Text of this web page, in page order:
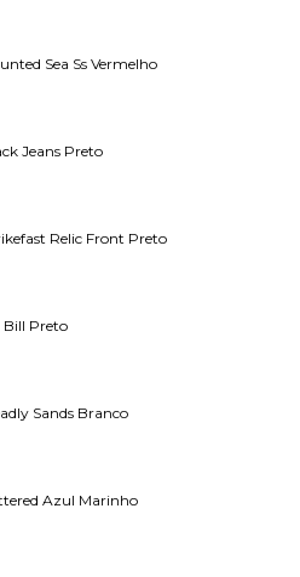
Sea Ss Vermelho
Jeans Preto
Relic Front Preto
Preto
Sands Branco
Azul Marinho